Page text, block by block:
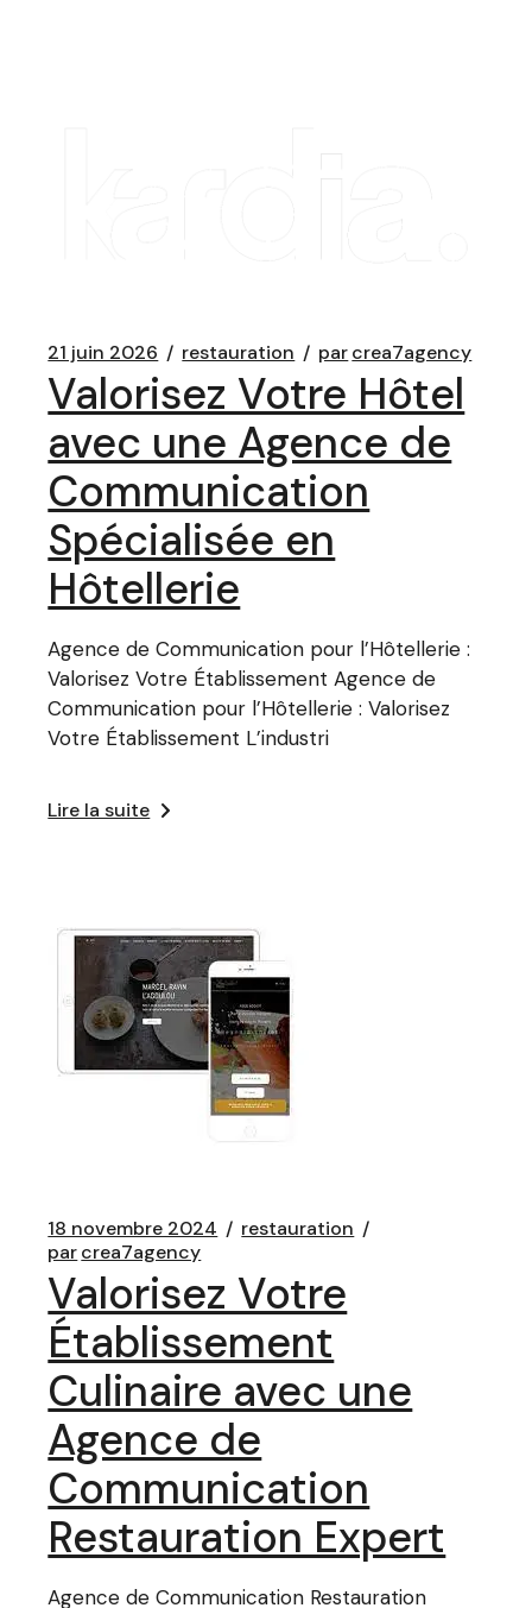
21 juin 2026 restauration parcrea7agency
Valorisez Votre Hôtel
avec une Agence de
Communication
Spécialisée en
Hôtellerie
Agence de Communication pour l’Hôtellerie :
Valorisez Votre Établissement Agence de
Communication pour l’Hôtellerie : Valorisez
Votre Établissement L’industri
Lire la suite
18 novembre 2024
restauration
parcrea7agency
Valorisez Votre
Établissement
Culinaire avec une
Agence de
Communication
Restauration Expert
Agence de Communication Restauration